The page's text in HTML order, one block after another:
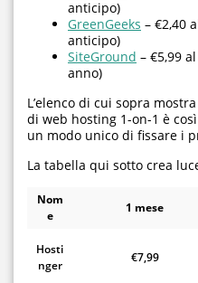
anticipo)
GreenGeeks – €2,40
anticipo)
SiteGround – €5,99
anno)
L’elenco di cui sopra
di web hosting 1-on-1 è
un modo unico di fissare i
La tabella qui sotto crea
Nom
e
1 mese
Hosti
nger
€7,99